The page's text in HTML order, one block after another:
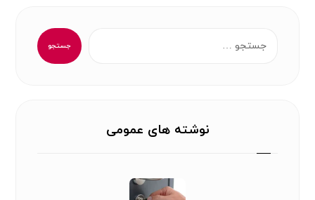
جستجو
نوشته های عمومی